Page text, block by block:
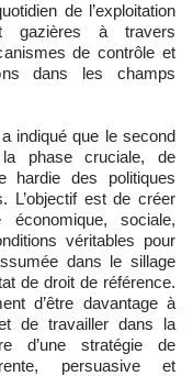
de l’exploitation
gazières à travers
de contrôle et
dans les champs
que le second
phase cruciale, de
hardie des politiques
L’objectif est de créer
sociale,
véritables pour
dans le sillage
de droit de référence.
d’être davantage à
et de travailler dans la
d’une stratégie de
persuasive et